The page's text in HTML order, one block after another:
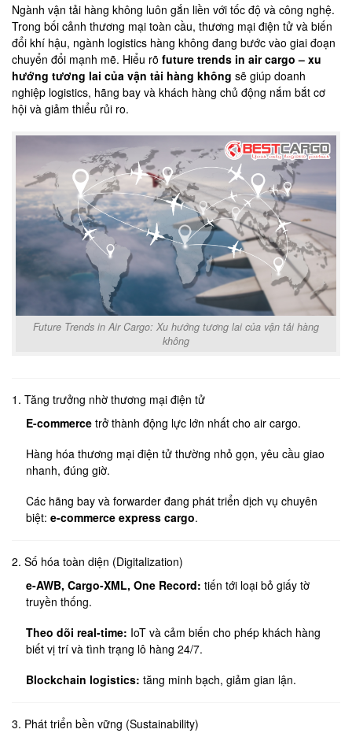
Ngành vận tải hàng không luôn gắn liền với tốc độ và công nghệ.
Trong bối cảnh thương mại toàn cầu, thương mại điện tử và biến
đổi khí hậu, ngành logistics hàng không đang bước vào giai đoạn
chuyển đổi mạnh mẽ. Hiểu rõ future trends in air cargo – xu
hướng tương lai của vận tải hàng không sẽ giúp doanh
nghiệp logistics, hãng bay và khách hàng chủ động nắm bắt cơ
hội và giảm thiểu rủi ro.
Future Trends in Air Cargo: Xu hướng tương lai của vận tải hàng
không
1. Tăng trưởng nhờ thương mại điện tử
E-commerce trở thành động lực lớn nhất cho air cargo.
Hàng hóa thương mại điện tử thường nhỏ gọn, yêu cầu giao
nhanh, đúng giờ.
Các hãng bay và forwarder đang phát triển dịch vụ chuyên
biệt:e-commerce express cargo.
2. Số hóa toàn diện (Digitalization)
e-AWB, Cargo-XML, One Record: tiến tới loại bỏ giấy tờ
truyền thống.
Theo dõi real-time: IoT và cảm biến cho phép khách hàng
biết vị trí và tình trạng lô hàng 24/7.
Blockchain logistics: tăng minh bạch, giảm gian lận.
3. Phát triển bền vững (Sustainability)